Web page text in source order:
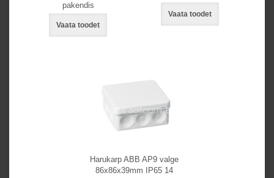
pakendis
Vaata toodet
Vaata toodet
Harukarp ABB AP9 valge
86x86x39mm IP65 14